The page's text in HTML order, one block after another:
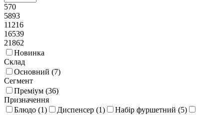
570
5893
11216
16539
21862
Новинка
Склад
Основний (7)
Сегмент
Преміум (36)
Призначення
Блюдо (1) Диспенсер (1) Набір фуршетний (5)